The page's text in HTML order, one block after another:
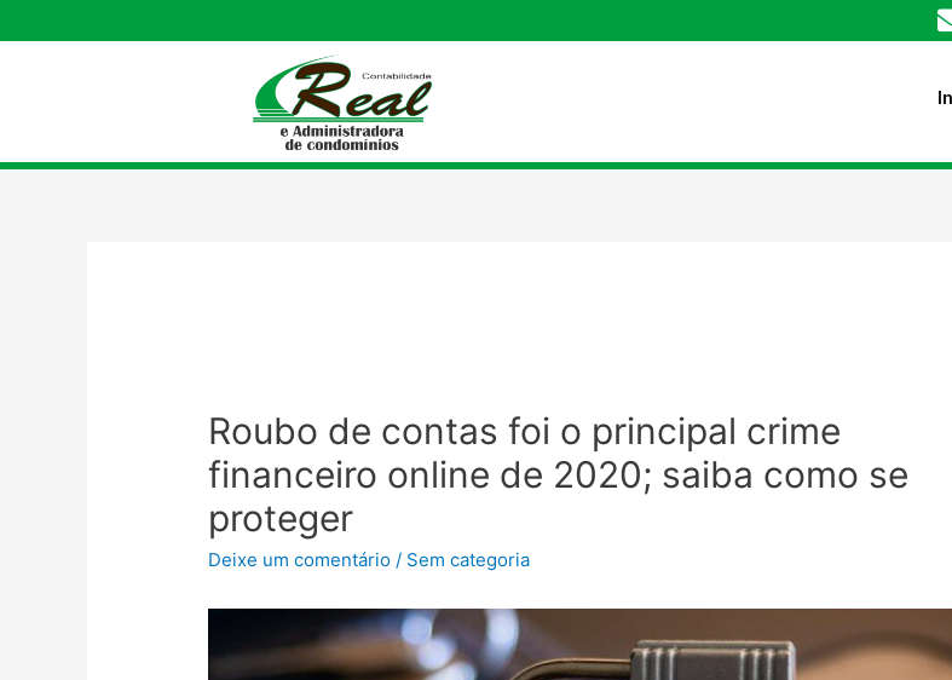
Roubo de contas foi o principal crime
financeiro online de 2020; saiba como se
proteger
Deixe um comentário / Sem categoria